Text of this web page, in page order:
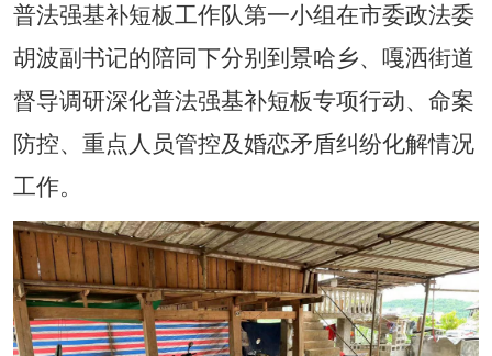
普法强基补短板工作队第一小组在市委政法委
胡波副书记的陪同下分别到景哈乡、嘎洒街道
督导调研深化普法强基补短板专项行动、命案
防控、重点人员管控及婚恋矛盾纠纷化解情况
工作。